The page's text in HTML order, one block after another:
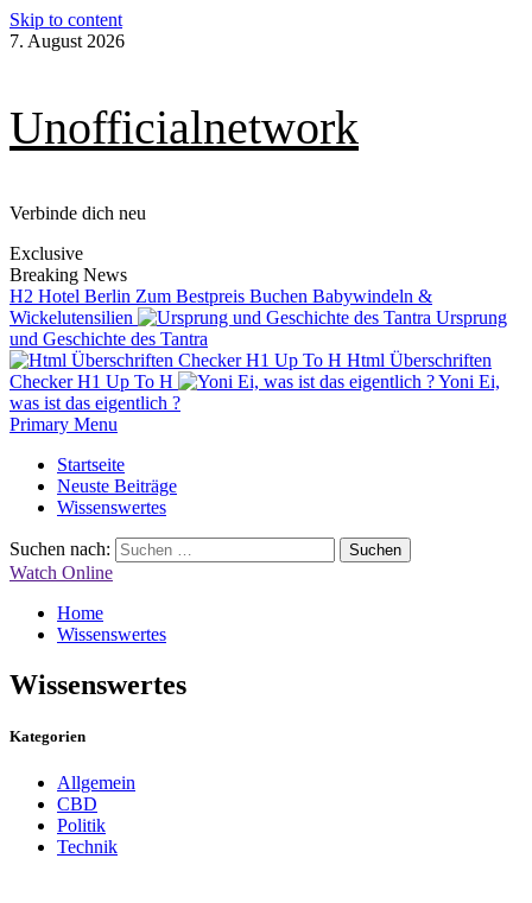
Skip to content
7. August 2026
Unofficialnetwork
Verbinde dich neu
Exclusive
Breaking News
H2 Hotel Berlin Zum Bestpreis Buchen Babywindeln &
Wickelutensilien
Ursprung
und Geschichte des Tantra
Html Überschriften
Checker H1 Up To H
Yoni Ei,
was ist das eigentlich ?
Primary Menu
Startseite
Neuste Beiträge
Wissenswertes
Suchen nach:
Watch Online
Home
Wissenswertes
Wissenswertes
Kategorien
Allgemein
CBD
Politik
Technik